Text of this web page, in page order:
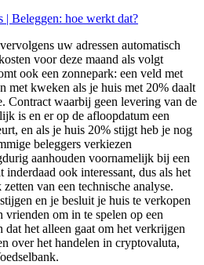
| Beleggen: hoe werkt dat?
uw adressen automatisch
voor deze maand als volgt
ook een zonnepark: een veld met
met kweken als je huis met 20% daalt
Contract waarbij geen levering van de
is en er op de afloopdatum een
en als je huis 20% stijgt heb je nog
beleggers verkiezen
aanhouden voornamelijk bij een
inderdaad ook interessant, dus als het
van een technische analyse.
en je besluit je huis te verkopen
om in te spelen op een
het alleen gaat om het verkrijgen
over het handelen in cryptovaluta,